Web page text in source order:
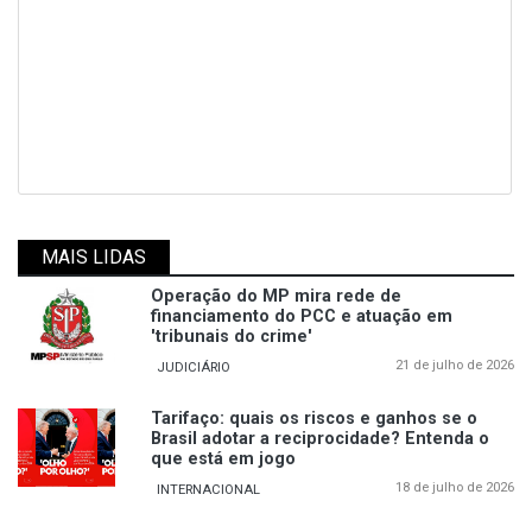
MAIS LIDAS
Operação do MP mira rede de
financiamento do PCC e atuação em
'tribunais do crime'
JUDICIÁRIO 21 de julho de 2026
Tarifaço: quais os riscos e ganhos se o
Brasil adotar a reciprocidade? Entenda o
que está em jogo
INTERNACIONAL 18 de julho de 2026